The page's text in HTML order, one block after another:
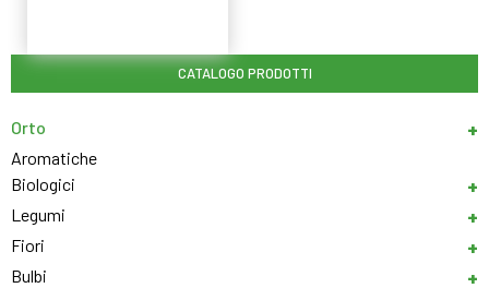
CATALOGO PRODOTTI
Orto
Aromatiche
Biologici
Legumi
Fiori
Bulbi